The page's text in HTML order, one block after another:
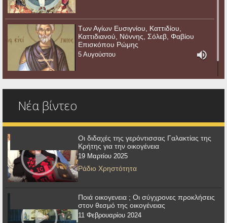
Των Αγίων Ευσιγνίου, Καττιδίου,
Καττιδιανού, Νόννης, Σόλεβ, Φαβίου
Επισκόπου Ρώμης
5 Αυγούστου
Νέα βίντεο
Οι διδαχές της γερόντισσας Γαλακτίας της
Κρήτης για την οικογένεια
19 Μαρτίου 2025
Ράδιο Χρηστότητα
Ποιά οικογενεια ; Οι σύγχρονες προκλήσεις
στον θεσμό της οικογένειας
11 Φεβρουαρίου 2024